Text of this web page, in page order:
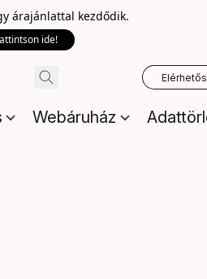
árajánlattal kezdődik.
ide!
Webáruház